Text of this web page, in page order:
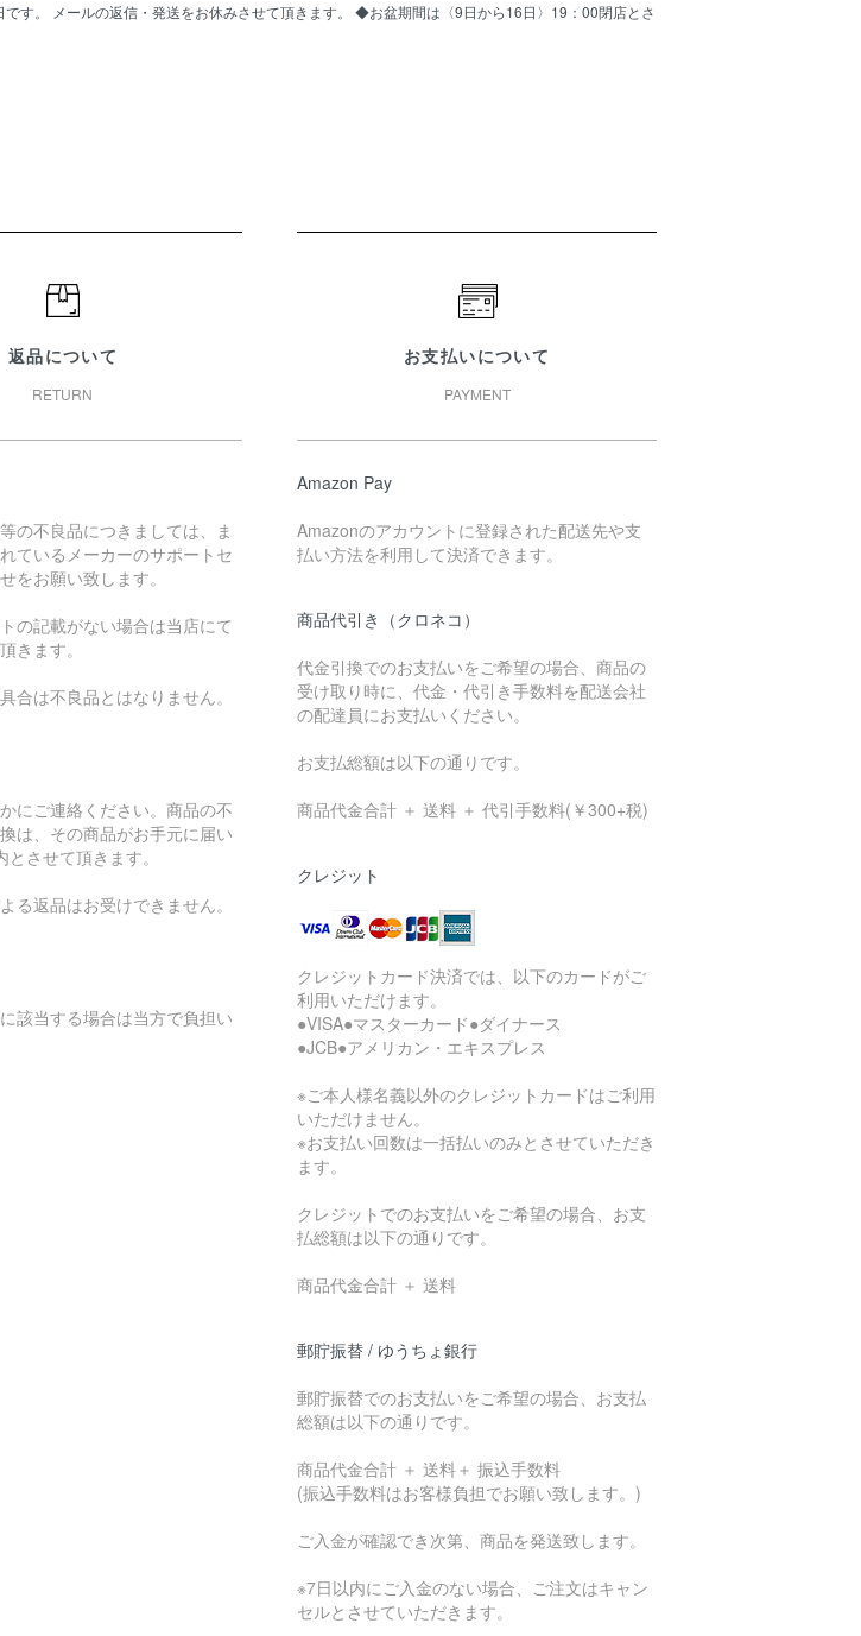
す。 メールの返信・発送をお休みさせて頂きます。 ◆お盆期間は〈9日から16日〉19：00閉店とさ
返品について
RETURN
の不良品につきましては、ま
ているメーカーのサポートセ
をお願い致します。
の記載がない場合は当店にて
きます。
合は不良品とはなりません。
にご連絡ください。商品の不
は、その商品がお手元に届い
させて頂きます。
る返品はお受けできません。
該当する場合は当方で負担い
お支払いについて
PAYMENT
Amazon Pay
Amazonのアカウントに登録された配送先や支
払い方法を利用して決済できます。
商品代引き（クロネコ）
代金引換でのお支払いをご希望の場合、商品の
受け取り時に、代金・代引き手数料を配送会社
の配達員にお支払いください。
お支払総額は以下の通りです。
商品代金合計 ＋ 送料 ＋ 代引手数料(￥300+税)
クレジット
クレジットカード決済では、以下のカードがご
利用いただけます。
●VISA●マスターカード●ダイナース
●JCB●アメリカン・エキスプレス
※ご本人様名義以外のクレジットカードはご利用
いただけません。
※お支払い回数は一括払いのみとさせていただき
ます。
クレジットでのお支払いをご希望の場合、お支
払総額は以下の通りです。
商品代金合計 ＋ 送料
郵貯振替 / ゆうちょ銀行
郵貯振替でのお支払いをご希望の場合、お支払
総額は以下の通りです。
商品代金合計 ＋ 送料＋ 振込手数料
(振込手数料はお客様負担でお願い致します。)
ご入金が確認でき次第、商品を発送致します。
※7日以内にご入金のない場合、ご注文はキャン
セルとさせていただきます。